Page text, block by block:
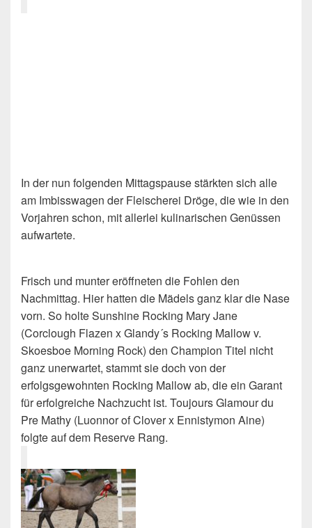
In der nun folgenden Mittagspause stärkten sich alle
am Imbisswagen der Fleischerei Dröge, die wie in den
Vorjahren schon, mit allerlei kulinarischen Genüssen
aufwartete.
Frisch und munter eröffneten die Fohlen den
Nachmittag. Hier hatten die Mädels ganz klar die Nase
vorn. So holte Sunshine Rocking Mary Jane
(Corclough Flazen x Glandy´s Rocking Mallow v.
Skoesboe Morning Rock) den Champion Titel nicht
ganz unerwartet, stammt sie doch von der
erfolgsgewohnten Rocking Mallow ab, die ein Garant
für erfolgreiche Nachzucht ist. Toujours Glamour du
Pre Mathy (Luonnor of Clover x Ennistymon Aine)
folgte auf dem Reserve Rang.